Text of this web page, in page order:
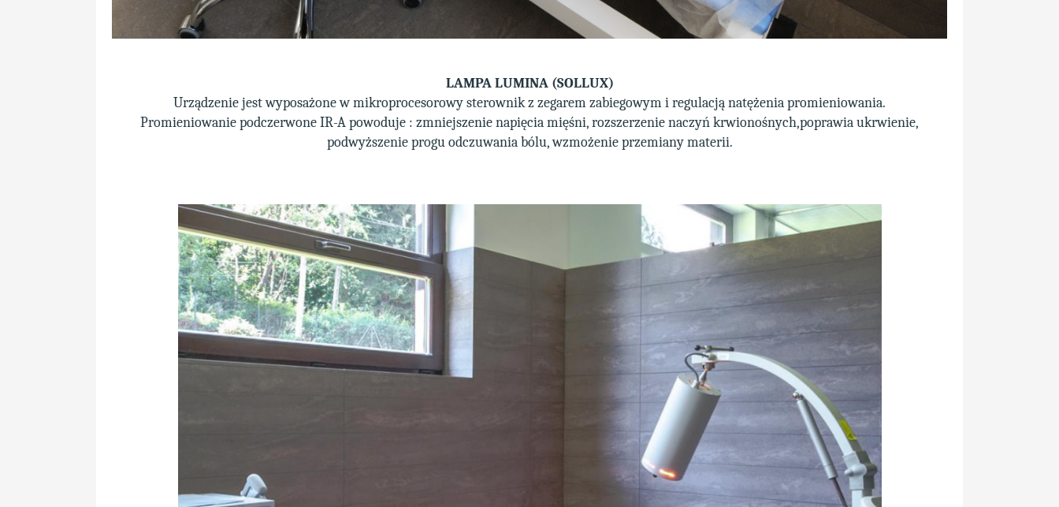
LAMPA LUMINA (SOLLUX)
Urządzenie jest wyposażone w mikroprocesorowy sterownik z zegarem zabiegowym i regulacją natężenia promieniowania.
Promieniowanie podczerwone IR-A powoduje : zmniejszenie napięcia mięśni, rozszerzenie naczyń krwionośnych,poprawia ukrwienie,
podwyższenie progu odczuwania bólu, wzmożenie przemiany materii.